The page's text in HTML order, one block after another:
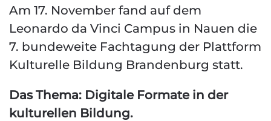
Am 17. November fand auf dem
Leonardo da Vinci Campus in Nauen die
7. bundeweite Fachtagung der Plattform
Kulturelle Bildung Brandenburg statt.
Das Thema: Digitale Formate in der
kulturellen Bildung.